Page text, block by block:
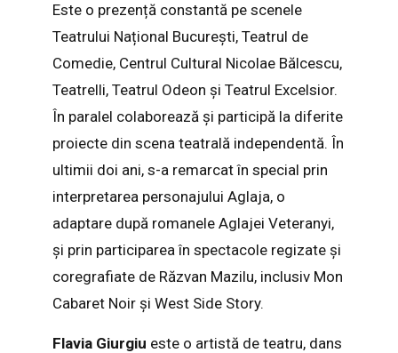
Este o prezență constantă pe scenele
Teatrului Național București, Teatrul de
Comedie, Centrul Cultural Nicolae Bălcescu,
Teatrelli, Teatrul Odeon și Teatrul Excelsior.
În paralel colaborează și participă la diferite
proiecte din scena teatrală independentă. În
ultimii doi ani, s-a remarcat în special prin
interpretarea personajului Aglaja, o
adaptare după romanele Aglajei Veteranyi,
și prin participarea în spectacole regizate și
coregrafiate de Răzvan Mazilu, inclusiv Mon
Cabaret Noir și West Side Story.
Flavia Giurgiu este o artistă de teatru, dans